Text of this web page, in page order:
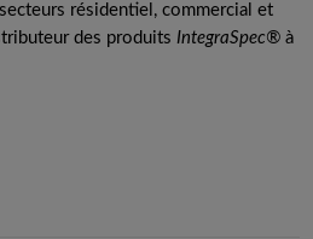
résidentiel, commercial et
des produits IntegraSpec® à